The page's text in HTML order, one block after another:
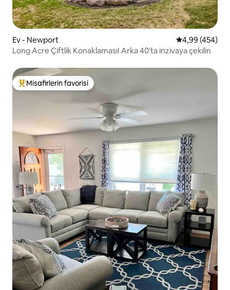
Ev - Newport 5 üzerinden
4,99 (454)
Long Acre Çiftlik Konaklaması! Arka 40'ta inzivaya çekilin
Misafirlerin favorilerinden en beğenilenler arasında
Misafirlerin favorisi